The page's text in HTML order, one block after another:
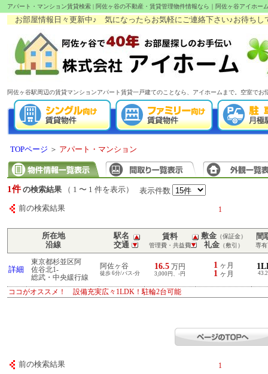
アパート・マンション賃貸検索 | 阿佐ヶ谷の不動産・賃貸管理物件情報なら｜阿佐ヶ谷アイホー
お部屋情報日々更新中♪ 気になったらお気軽にご連絡下さい♪お待ちして
阿佐ヶ谷駅周辺の賃貸マンションアパート賃貸一戸建てのことなら、アイホームまで。空室で
TOPページ ＞ アパート・マンション
1件 の検索結果 （ 1 〜 1 件を表示） 表示件数
前の検索結果 1
所在地
沿線
駅名
交通
賃料
管理費・共益費
敷金（保証金）
礼金（敷引）
間
専
詳細
東京都杉並区阿
佐谷北1-
総武・中央緩行線
阿佐ヶ谷
徒歩 6分/バス-分
16.5 万円
3,000円、-円
1 ヶ月
1 ヶ月
ココがオススメ！ 設備充実広々1LDK！駐輪2台可能
前の検索結果 1